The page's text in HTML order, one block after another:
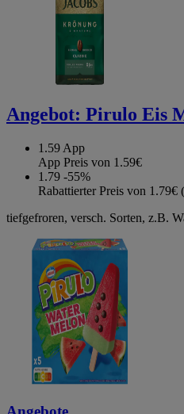
Angebot: Pirulo Eis
1.59 App
App Preis von 1.59€
1.79 -55%
Rabattierter Preis von 1.79€
tiefgefroren, versch. Sorten, z.B.